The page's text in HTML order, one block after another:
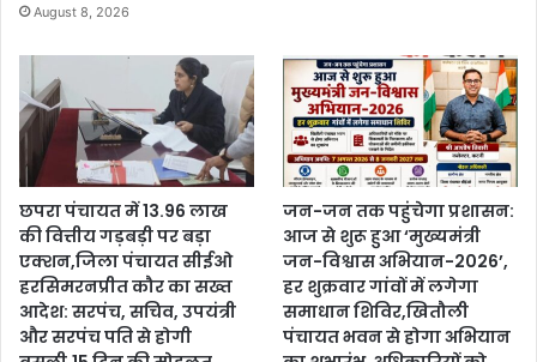
August 8, 2026
छपरा पंचायत में 13.96 लाख
की वित्तीय गड़बड़ी पर बड़ा
एक्शन,जिला पंचायत सीईओ
हरसिमरनप्रीत कौर का सख्त
आदेश: सरपंच, सचिव, उपयंत्री
और सरपंच पति से होगी
जन-जन तक पहुंचेगा प्रशासन:
आज से शुरू हुआ ‘मुख्यमंत्री
जन-विश्वास अभियान-2026’,
हर शुक्रवार गांवों में लगेगा
समाधान शिविर,खितौली
पंचायत भवन से होगा अभियान